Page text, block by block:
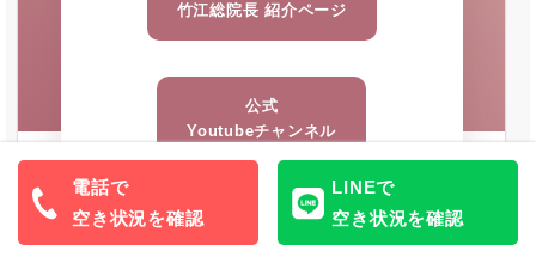
竹江総院長 紹介ページ
公式
Youtubeチャンネル
当院の医療広告ガイドラインについて
電話で
空き状況を確認
LINEで
空き状況を確認